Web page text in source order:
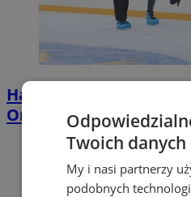
Harmonogram
Orzeszu na Święta i
Twoich danych
My i nasi partnerzy
podobnych